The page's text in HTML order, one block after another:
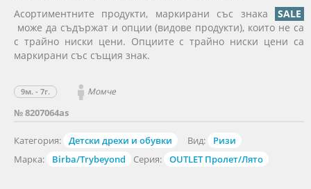
№ 8207064as
Категория: Детски дрехи и обувки Вид:
Ризи
Марка:
Birba/Trybeyond Серия: OUTLET Пролет/Лято
9м. - 7г. Момче
Асортиментните продукти, маркирани със знака
SALE
може да съдържат и опции (видове продукти), които не са
с трайно ниски цени. Опциите с трайно ниски цени са
маркирани със същия знак.